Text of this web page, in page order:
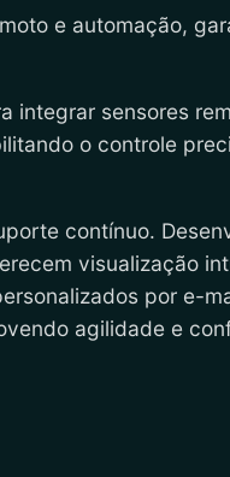
e automação,
integrar sensores
o controle
contínuo.
visualização
por e-
agilidade e